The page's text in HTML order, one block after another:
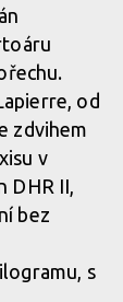
od
zdvihem
v
DHR II,
bez
s